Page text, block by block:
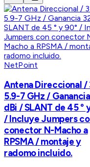
NetPoint
Antena Direccional
5.9-7 GHz /
dBi / SLANT de 45 °
/ Incluye Jumpers
conector N-Macho a
RPSMA / montaje y
radomo incluido.